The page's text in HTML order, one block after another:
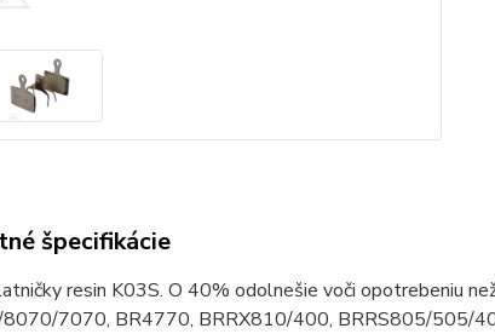
špecifikácie
resin K03S. O 40% odolnešie voči opotrebeniu
7070, BR4770, BRRX810/400, BRRS805/505/